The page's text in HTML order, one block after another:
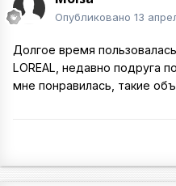
Опубликовано 13
Долгое время
LOREAL, недавно подруга
мне понравилась, такие